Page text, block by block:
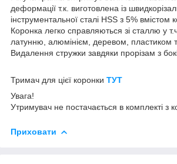
деформації т.к. виготовлена із
інструментальної сталі HSS з 5% вмістом
Коронка легко справляються зі сталлю у
латунню, алюмінієм, деревом, пластиком
Видалення стружки завдяки прорізам з
Тримач для цієї коронки ТУТ
Увага!
Утримувач не постачається в комплекті з
Приховати